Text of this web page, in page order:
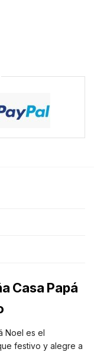
Casa Papá
Noel es el
festivo y alegre a